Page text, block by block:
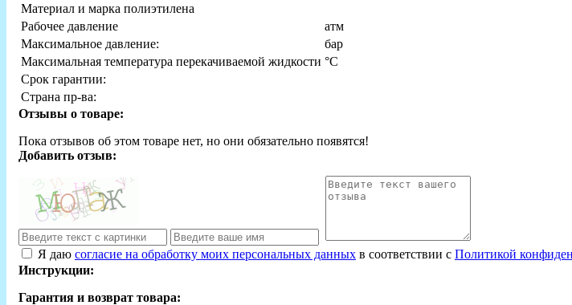
Материал и марка полиэтилена
Рабочее давление
атм
Максимальное давление:
бар
Максимальная температура перекачиваемой жидкости °С
Срок гарантии:
Страна пр-ва:
Отзывы о товаре:
Пока отзывов об этом товаре нет, но они обязательно появятся!
Добавить отзыв:
Я даю согласие на обработку моих персональных данных в соответствии с Политикой
Инструкции:
Гарантия и возврат товара: